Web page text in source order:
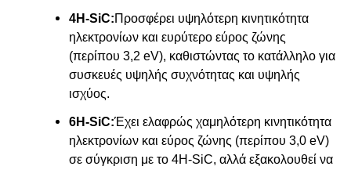
4H-SiC:Προσφέρει υψηλότερη κινητικότητα
ηλεκτρονίων και ευρύτερο εύρος ζώνης
(περίπου 3,2 eV), καθιστώντας το κατάλληλο για
συσκευές υψηλής συχνότητας και υψηλής
ισχύος.
6H-SiC:Έχει ελαφρώς χαμηλότερη κινητικότητα
ηλεκτρονίων και εύρος ζώνης (περίπου 3,0 eV)
σε σύγκριση με το 4H-SiC, αλλά εξακολουθεί να